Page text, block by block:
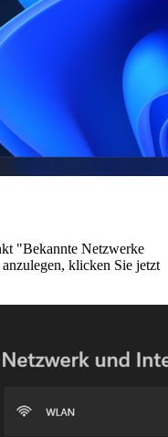
"Bekannte Netzwerke
klicken Sie jetzt